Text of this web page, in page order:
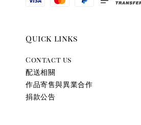
Quick links
Contact us
配送相關
作品寄售與異業合作
捐款公告